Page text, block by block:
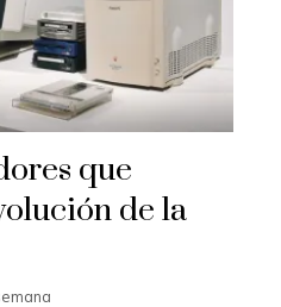
que
de la